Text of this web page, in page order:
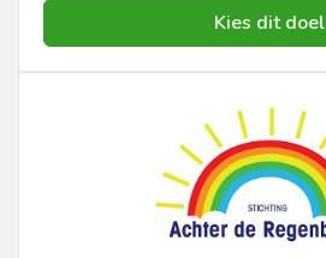
Kies dit doel